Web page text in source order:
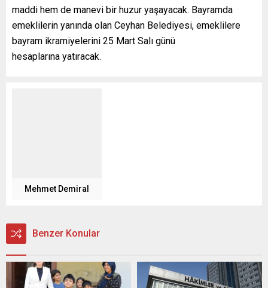
maddi hem de manevi bir huzur yaşayacak. Bayramda
emeklilerin yanında olan Ceyhan Belediyesi, emeklilere
bayram ikramiyelerini 25 Mart Salı günü
hesaplarına yatıracak.
Mehmet Demiral
Benzer Konular